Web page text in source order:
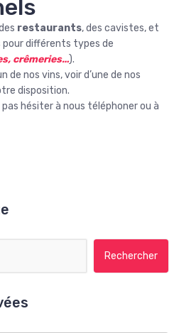
restaurants, des cavistes, et
pour différents types de
crêmeries…).
de nos vins, voir d’une de nos
disposition.
hésiter à nous téléphoner ou à